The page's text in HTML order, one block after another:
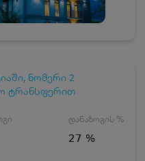
ნომერი 2
ტრანსფერით
დანაზოგის %
27 %